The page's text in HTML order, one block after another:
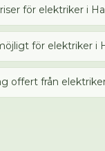
för elektriker i
för elektriker i
offert från